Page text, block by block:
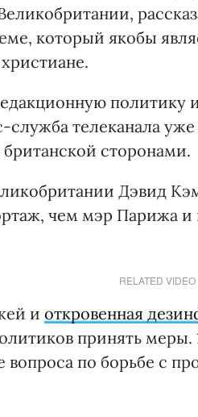
который якобы
политику
служба телеканала
сторонами.
Дэвид
чем мэр Парижа и
RELATED VIDEO
и откровенная
принять меры.
вопроса по борьбе с